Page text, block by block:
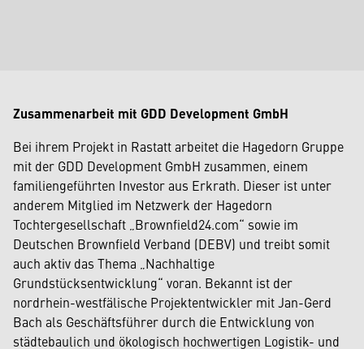
Zusammenarbeit mit GDD Development GmbH
Bei ihrem Projekt in Rastatt arbeitet die Hagedorn Gruppe
mit der GDD Development GmbH zusammen, einem
familiengeführten Investor aus Erkrath. Dieser ist unter
anderem Mitglied im Netzwerk der Hagedorn
Tochtergesellschaft „Brownfield24.com“ sowie im
Deutschen Brownfield Verband (DEBV) und treibt somit
auch aktiv das Thema „Nachhaltige
Grundstücksentwicklung“ voran. Bekannt ist der
nordrhein-westfälische Projektentwickler mit Jan-Gerd
Bach als Geschäftsführer durch die Entwicklung von
städtebaulich und ökologisch hochwertigen Logistik- und